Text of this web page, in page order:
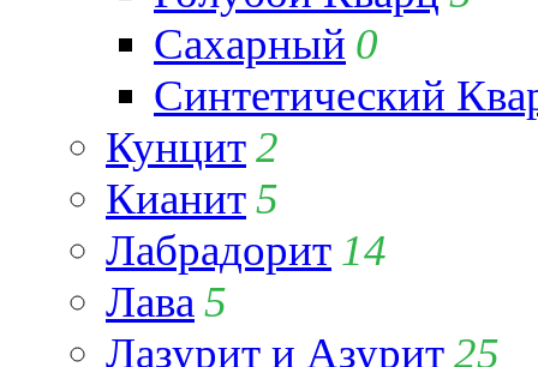
Сахарный 0
Синтетический
Кунцит2
Кианит5
Лабрадорит 14
Лава 5
Лазурит и Азурит25